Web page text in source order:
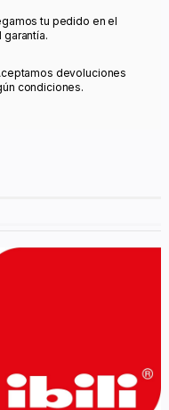
tu pedido en el
devoluciones
condiciones.